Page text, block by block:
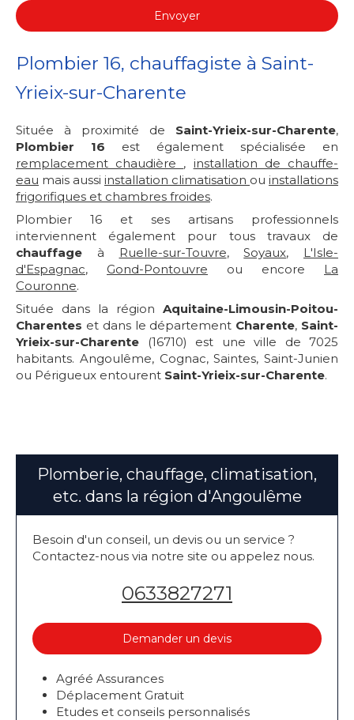
Envoyer
Plombier 16, chauffagiste à Saint-
Yrieix-sur-Charente
Située à proximité de Saint-Yrieix-sur-Charente,
Plombier 16 est également spécialisée en
remplacement chaudière , installation de chauffe-
eau mais aussi installation climatisation ou installations
frigorifiques et chambres froides.
Plombier 16 et ses artisans professionnels
interviennent également pour tous travaux de
chauffage à Ruelle-sur-Touvre,Soyaux, L'Isle-
d'Espagnac, Gond-Pontouvre ou encore La
Couronne.
Située dans la région Aquitaine-Limousin-Poitou-
Charentes et dans le département Charente, Saint-
Yrieix-sur-Charente (16710) est une ville de 7025
habitants. Angoulême, Cognac, Saintes, Saint-Junien
ou Périgueux entourent Saint-Yrieix-sur-Charente.
Plomberie, chauffage, climatisation,
etc. dans la région d'Angoulême
Besoin d'un conseil, un devis ou un service ?
Contactez-nous via notre site ou appelez nous.
0633827271
Demander un devis
Agréé Assurances
Déplacement Gratuit
Etudes et conseils personnalisés